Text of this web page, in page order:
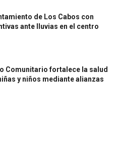
de Los Cabos con
ante lluvias en el centro
Comunitario fortalece la salud
y niños mediante alianzas